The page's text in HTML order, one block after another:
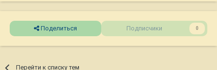
Поделиться Подписчики 0
Перейти к списку тем